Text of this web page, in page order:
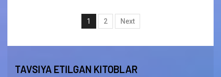
1 2 Next
TAVSIYA ETILGAN KITOBLAR